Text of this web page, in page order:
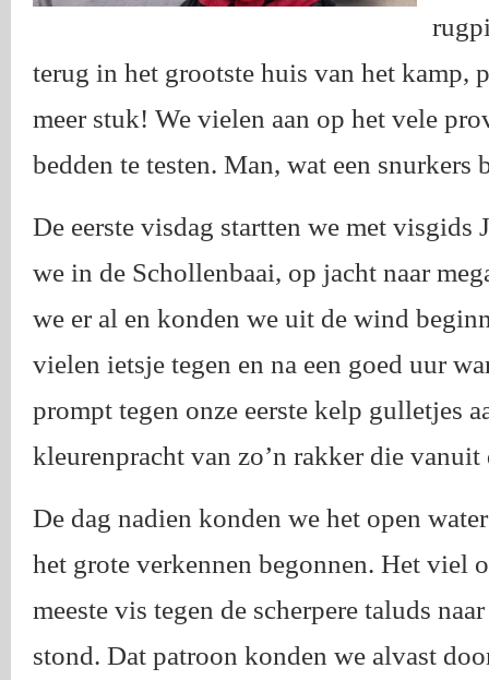
terug in het grootste huis van het
meer stuk! We vielen aan op het vele
bedden te testen. Man, wat een
De eerste visdag startten we met visgids
we in de Schollenbaai, op jacht naar
we er al en konden we uit de wind
vielen ietsje tegen en na een goed uur
prompt tegen onze eerste kelp gulletjes
kleurenpracht van zo’n rakker die
De dag nadien konden we het open
het grote verkennen begonnen. Het viel
meeste vis tegen de scherpere taluds
stond. Dat patroon konden we alvast